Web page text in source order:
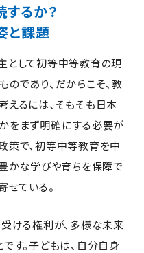
るか？
と課題
として初等中等教育の現
であり、だからこそ、教
えるには、そもそも日本
をまず明確にする必要が
策で、初等中等教育を中
かな学びや育ちを保障で
せている。
ける権利が、多様な未来
す。子どもは、自分自身